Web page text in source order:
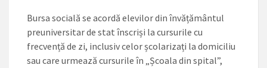
Bursa socială se acordă elevilor din învățământul
preuniversitar de stat înscriși la cursurile cu
frecvență de zi, inclusiv celor școlarizați la domiciliu
sau care urmează cursurile în „Școala din spital”,